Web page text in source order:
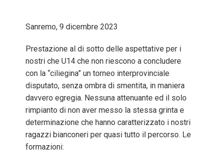
Sanremo, 9 dicembre 2023
Prestazione al di sotto delle aspettative per i
nostri che U14 che non riescono a concludere
con la “ciliegina” un torneo interprovinciale
disputato, senza ombra di smentita, in maniera
davvero egregia. Nessuna attenuante ed il solo
rimpianto di non aver messo la stessa grinta e
determinazione che hanno caratterizzato i nostri
ragazzi bianconeri per quasi tutto il percorso. Le
formazioni: